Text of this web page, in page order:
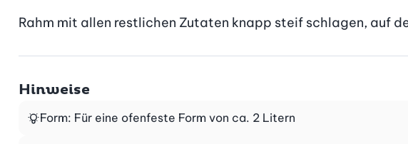
Rahm mit allen restlichen Zutaten knapp steif schlagen, auf
Hinweise
Form: Für eine ofenfeste Form von ca. 2 Litern